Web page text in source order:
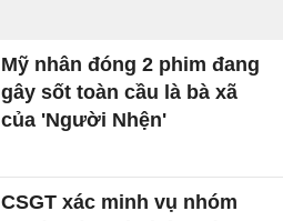
Mỹ nhân đóng 2 phim đang
gây sốt toàn cầu là bà xã
của 'Người Nhện'
CSGT xác minh vụ nhóm